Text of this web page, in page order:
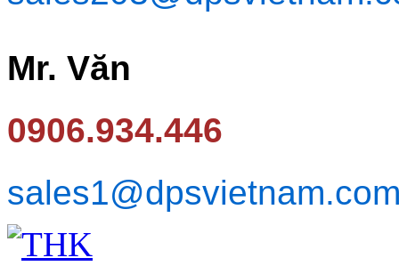
Mr. Văn
0906.934.446